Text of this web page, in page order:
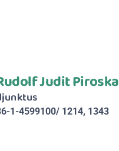
Judit Piroska
1-4599100/ 1214, 1343